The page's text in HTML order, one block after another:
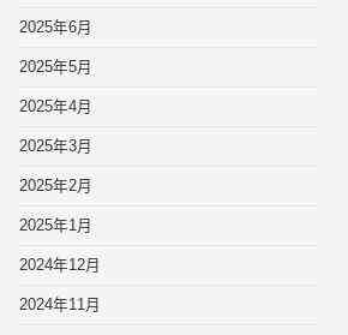
2025年6月
2025年5月
2025年4月
2025年3月
2025年2月
2025年1月
2024年12月
2024年11月